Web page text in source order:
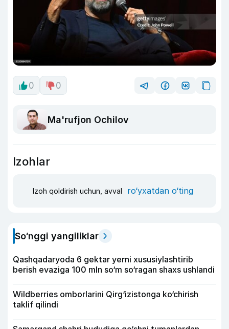
0 0
Ma'rufjon Ochilov
Izohlar
Izoh qoldirish uchun, avval ro‘yxatdan o‘ting
So‘nggi yangiliklar
Qashqadaryoda 6 gektar yerni xususiylashtirib
berish evaziga 100 mln so‘m so‘ragan shaxs ushlandi
Wildberries omborlarini Qirg‘izistonga ko‘chirish
taklif qilindi